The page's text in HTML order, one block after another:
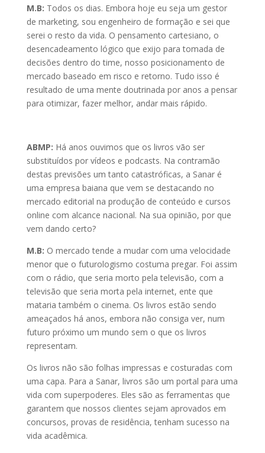
M.B: Todos os dias. Embora hoje eu seja um gestor
de marketing, sou engenheiro de formação e sei que
serei o resto da vida. O pensamento cartesiano, o
desencadeamento lógico que exijo para tomada de
decisões dentro do time, nosso posicionamento de
mercado baseado em risco e retorno. Tudo isso é
resultado de uma mente doutrinada por anos a pensar
para otimizar, fazer melhor, andar mais rápido.
ABMP: Há anos ouvimos que os livros vão ser
substituídos por vídeos e podcasts. Na contramão
destas previsões um tanto catastróficas, a Sanar é
uma empresa baiana que vem se destacando no
mercado editorial na produção de conteúdo e cursos
online com alcance nacional. Na sua opinião, por que
vem dando certo?
M.B: O mercado tende a mudar com uma velocidade
menor que o futurologismo costuma pregar. Foi assim
com o rádio, que seria morto pela televisão, com a
televisão que seria morta pela internet, ente que
mataria também o cinema. Os livros estão sendo
ameaçados há anos, embora não consiga ver, num
futuro próximo um mundo sem o que os livros
representam.
Os livros não são folhas impressas e costuradas com
uma capa. Para a Sanar, livros são um portal para uma
vida com superpoderes. Eles são as ferramentas que
garantem que nossos clientes sejam aprovados em
concursos, provas de residência, tenham sucesso na
vida acadêmica.